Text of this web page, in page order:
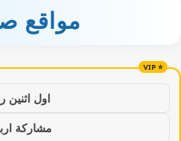
مواقع
اول اثنين
مشاركة